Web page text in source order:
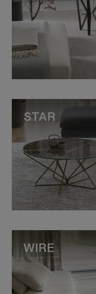
STAR
WIRE